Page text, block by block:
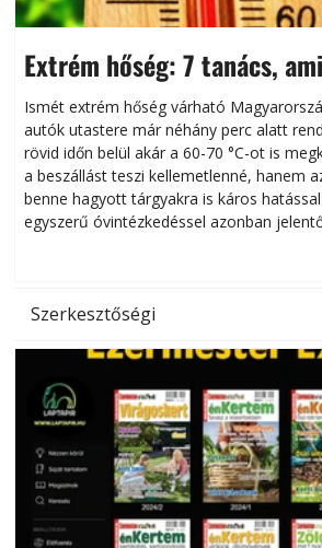
Extrém hőség: 7 tanács,
megóvhatjuk autónkat a
Ismét extrém hőség várható
autók utastere már néhány perc alatt
rövid időn belül akár a 60-70 °C-ot is
a beszállást teszi kellemetlenné, hanem
benne hagyott tárgyakra is káros
egyszerű óvintézkedéssel azonban
Szerkesztőségi